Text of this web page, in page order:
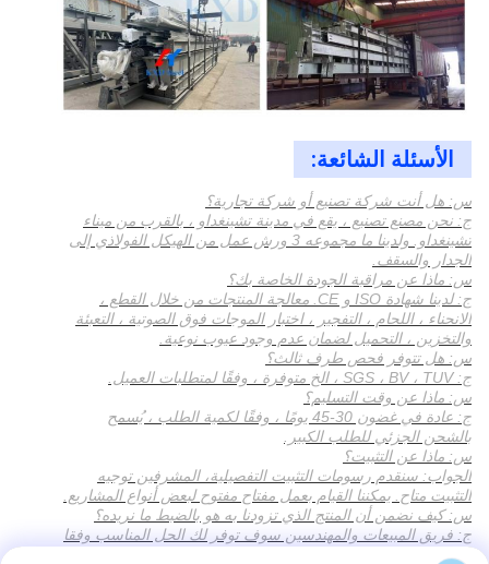
الأسئلة الشائعة:
س: هل أنت شركة تصنيع أو شركة تجارية؟
ج: نحن مصنع تصنيع ، يقع في مدينة تشينغداو ، بالقرب من ميناء
تشينغداو. ولدينا ما مجموعه 3 ورش عمل من الهيكل الفولاذي إلى
الجدار والسقف.
س: ماذا عن مراقبة الجودة الخاصة بك؟
ج: لدينا شهادة ISO و CE. معالجة المنتجات من خلال القطع ،
الانحناء ، اللحام ، التفجير ، اختبار الموجات فوق الصوتية ، التعبئة
والتخزين ، التحميل لضمان عدم وجود عيوب نوعية.
س: هل تتوفر فحص طرف ثالث؟
ج: SGS ، BV ، TUV ، الخ متوفرة ، وفقًا لمتطلبات العميل.
س: ماذا عن وقت التسليم؟
ج: عادة في غضون 30-45 يومًا ، وفقًا لكمية الطلب ، يُسمح
بالشحن الجزئي للطلب الكبير.
س: ماذا عن التثبيت؟
الجواب: سنقدم رسومات التثبيت التفصيلية، المشرفين توجيه
التثبيت متاح. يمكننا القيام بعمل مفتاح مفتوح لبعض أنواع المشاريع.
س: كيف نضمن أن المنتج الذي تزودنا به هو بالضبط ما نريده؟
ج: فريق المبيعات والمهندسين سوف توفر لك الحل المناسب وفقا
لمتطلباتك قبل وضع الطلب.الصور المتوفرة للمشاريع المكتملة،